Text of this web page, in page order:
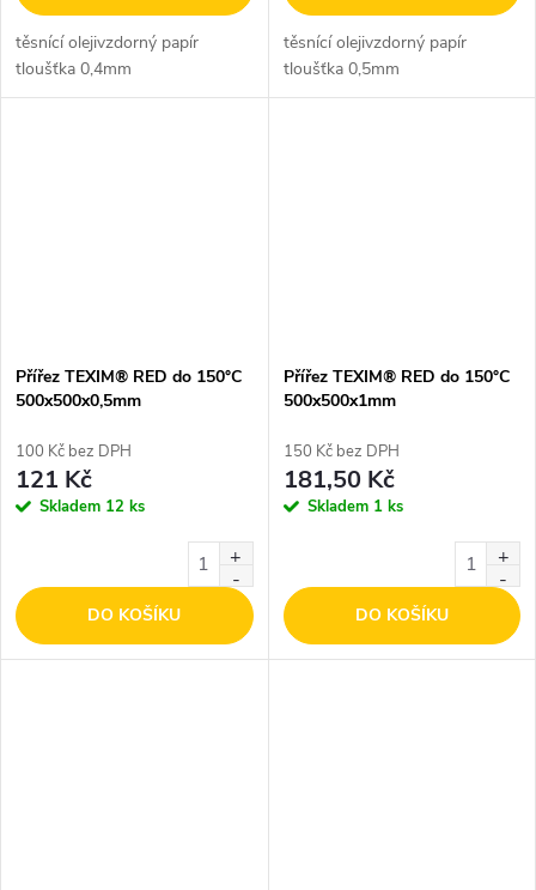
těsnící olejivzdorný papír
tloušťka 0,4mm
těsnící olejivzdorný papír
tloušťka 0,5mm
Přířez TEXIM® RED do 150°C
500x500x0,5mm
100 Kč bez DPH
121 Kč
Skladem 12 ks
DO KOŠÍKU
Přířez TEXIM® RED do 150°C
500x500x1mm
150 Kč bez DPH
181,50 Kč
Skladem 1 ks
DO KOŠÍKU